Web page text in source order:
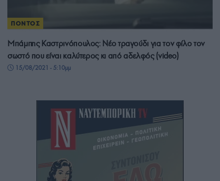
ΠΟΝΤΟΣ
Μπάμπης Καστρινόπουλος: Νέο τραγούδι για τον φίλο τον
σωστό που είναι καλύτερος κι από αδελφός (video)
15/08/2021 - 5:10μμ